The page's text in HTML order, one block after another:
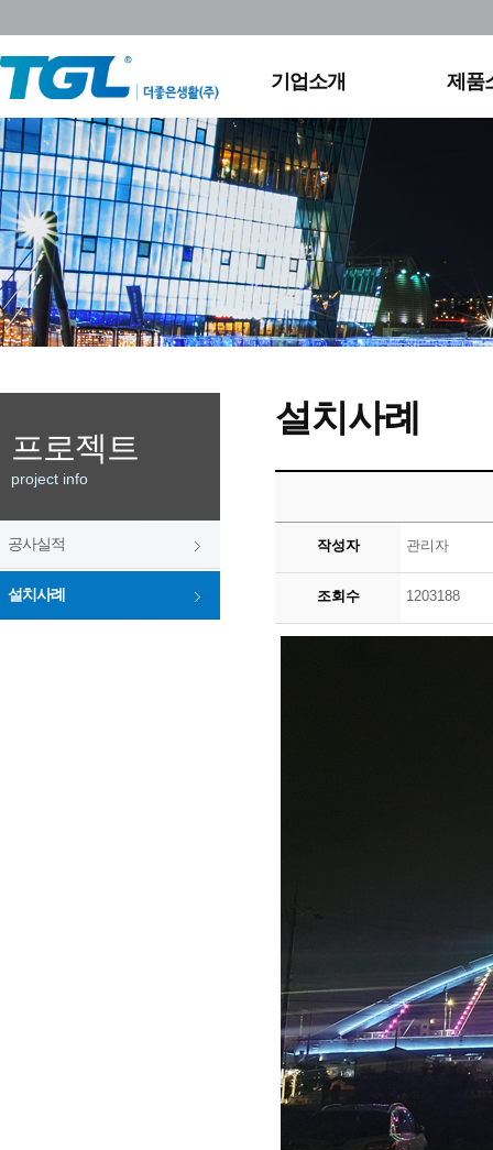
기업소개 제품
조직도
채용정보
영상
홈조
프로젝트
project info
공사실적
설치사례
설치사례
작성자 관리자
조회수 1203188